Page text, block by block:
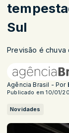
Sul
Previsão é
Agência Brasil - Por
Publicado em 10/01/
Novidades